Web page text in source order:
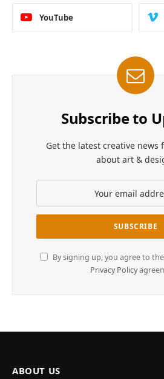
YouTube
Subscribe to
Get the latest creative news
about art &
By signing up, you agree to
Privacy Policy
ABOUT US